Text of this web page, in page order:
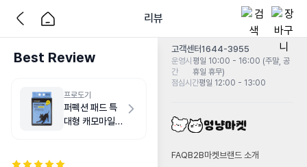
리뷰
Best Review
프로도기
퍼펙션 패드 특
대형 캐모마일향
고객센터1644-3955
운영시
간
평일 10:00 - 16:00 (주말, 공
휴일 휴무)
점심시간평일 12:00 - 13:00
FAQB2B마켓 브랜드 소개